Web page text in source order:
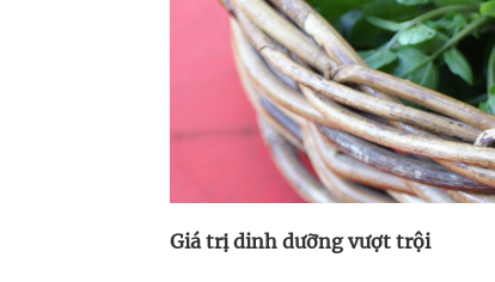
Giá trị dinh dưỡng vượt trội